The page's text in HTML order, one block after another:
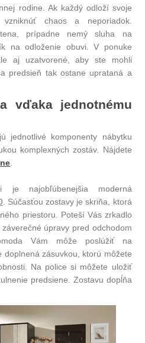
rodine. Ak každý odloží svoje
chaos a neporiadok.
prípadne nemý sluha na
na odloženie obuvi. V ponuke
aj uzatvorené, aby ste mohli
predsieň tak ostane uprataná a
vďaka jednotnému
jednotlivé komponenty nábytku
komplexných zostáv. Nájdete
je najobľúbenejšia moderná
. Súčasťou zostavy je skriňa, ktorá
priestoru. Poteší Vás zrkadlo
úpravy pred odchodom
Vám môže poslúžiť na
doplnená zásuvkou, ktorú môžete
Na police si môžete uložiť
predsiene. Zostavu dopĺňa